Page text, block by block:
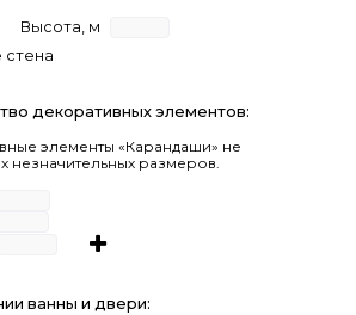
Высота, м
декоративных элементов:
элементы «Карандаши» не
незначительных размеров.
ванны и двери: